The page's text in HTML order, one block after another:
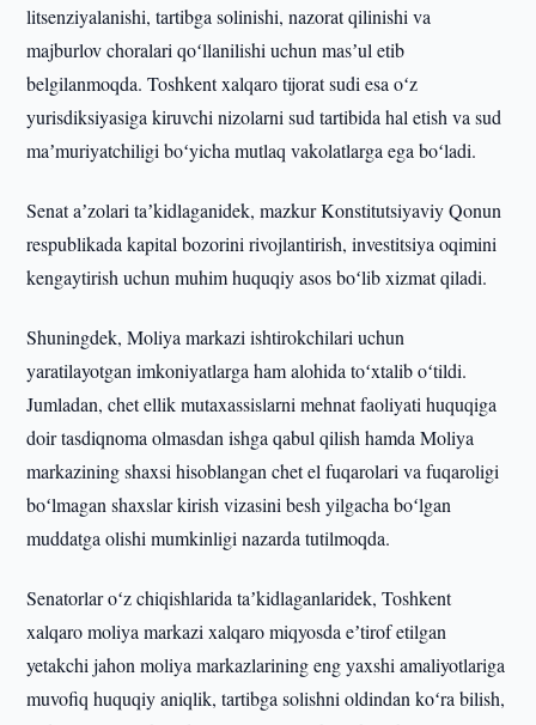
litsenziyalanishi, tartibga solinishi, nazorat qilinishi va
majburlov choralari qoʻllanilishi uchun masʼul etib
belgilanmoqda. Toshkent xalqaro tijorat sudi esa oʻz
yurisdiksiyasiga kiruvchi nizolarni sud tartibida hal etish va sud
maʼmuriyatchiligi boʻyicha mutlaq vakolatlarga ega boʻladi.
Senat aʼzolari taʼkidlaganidek, mazkur Konstitutsiyaviy Qonun
respublikada kapital bozorini rivojlantirish, investitsiya oqimini
kengaytirish uchun muhim huquqiy asos boʻlib xizmat qiladi.
Shuningdek, Moliya markazi ishtirokchilari uchun
yaratilayotgan imkoniyatlarga ham alohida toʻxtalib oʻtildi.
Jumladan, chet ellik mutaxassislarni mehnat faoliyati huquqiga
doir tasdiqnoma olmasdan ishga qabul qilish hamda Moliya
markazining shaxsi hisoblangan chet el fuqarolari va fuqaroligi
boʻlmagan shaxslar kirish vizasini besh yilgacha boʻlgan
muddatga olishi mumkinligi nazarda tutilmoqda.
Senatorlar oʻz chiqishlarida taʼkidlaganlaridek, Toshkent
xalqaro moliya markazi xalqaro miqyosda eʼtirof etilgan
yetakchi jahon moliya markazlarining eng yaxshi amaliyotlariga
muvofiq huquqiy aniqlik, tartibga solishni oldindan koʻra bilish,